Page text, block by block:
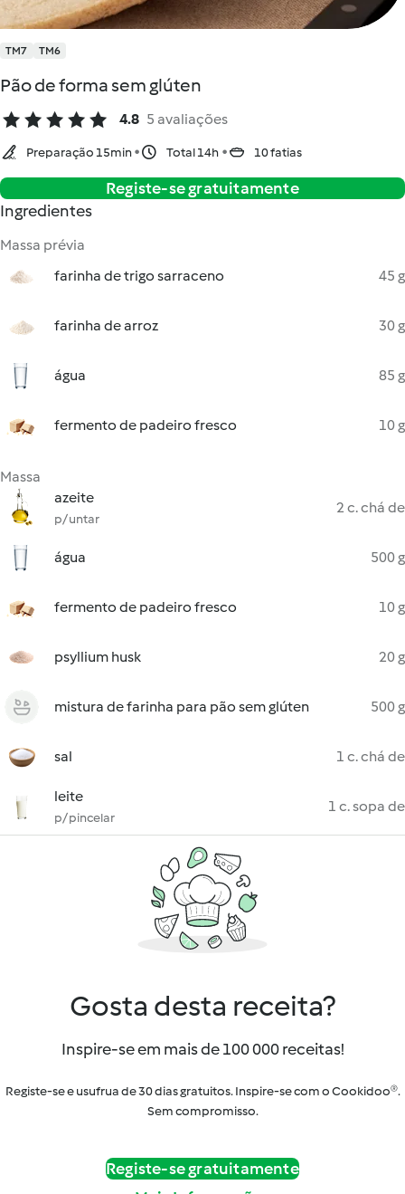
TM7 TM6
Pão de forma sem glúten
4.8 5 avaliações
Preparação 15min Total 14h 10 fatias
Registe-se gratuitamente
Ingredientes
Massa prévia
farinha de trigo sarraceno
45 g
farinha de arroz 30 g
água 85 g
fermento de padeiro fresco 10 g
Massa
azeite
p/ untar
2 c. chá de
água 500 g
fermento de padeiro fresco 10 g
psyllium husk 20 g
mistura de farinha para pão sem glúten 500 g
sal 1 c. chá de
leite
p/ pincelar
1 c. sopa de
Gosta desta receita?
Inspire-se em mais de 100 000 receitas!
Registe-se e usufrua de 30 dias gratuitos. Inspire-se com o Cookidoo®.
Sem compromisso.
Registe-se gratuitamente